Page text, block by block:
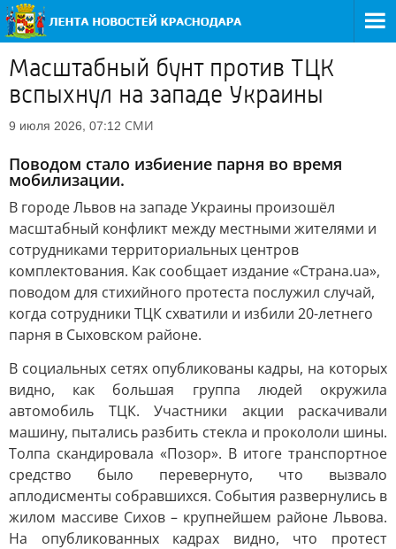
Масштабный бунт против ТЦК
вспыхнул на западе Украины
9 июля 2026, 07:12 СМИ
Поводом стало избиение парня во время
мобилизации.
В городе Львов на западе Украины произошёл
масштабный конфликт между местными жителями и
сотрудниками территориальных центров
комплектования. Как сообщает издание «Страна.ua»,
поводом для стихийного протеста послужил случай,
когда сотрудники ТЦК схватили и избили 20-летнего
парня в Сыховском районе.
В социальных сетях опубликованы кадры, на которых
видно, как большая группа людей окружила
автомобиль ТЦК. Участники акции раскачивали
машину, пытались разбить стекла и прокололи шины.
Толпа скандировала «Позор». В итоге транспортное
средство было перевернуто, что вызвало
аплодисменты собравшихся. События развернулись в
жилом массиве Сихов – крупнейшем районе Львова.
На опубликованных кадрах видно, что протест